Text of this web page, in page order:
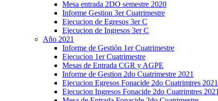
Mesa entrada 2DO semestre 2020
Informe Gestion 3er Cuatrimestre
Ejecucion de Egresos 3er C
Ejecucion de Ingresos 3er C
Año 2021
Informe de Gestión 1er Cuatrimestre
Ejecucion 1er Cuatrimestre
Mesas de Entrada CGR y AGPE
Informe de Gestion 2do Cuatrimestre 2021
Ejecucion Egresos Fonacide 2do Cuatrimtres 2021
Ejecucion Ingresos Fonacide 2do Cuatrimtres 2021